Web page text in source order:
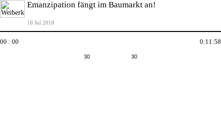
Emanzipation fängt im Baumarkt an!
16 Jul 2018
00 : 00 0:11:58
30 30